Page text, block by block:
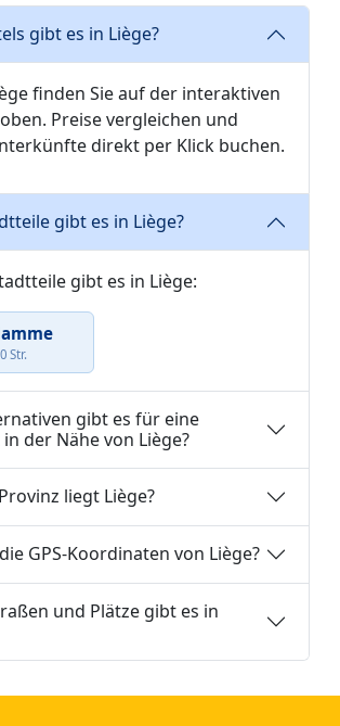
gibt es in Liège?
finden Sie auf der interaktiven
Preise vergleichen und
direkt per Klick buchen.
gibt es in Liège?
gibt es in Liège:
Str.
gibt es für eine
der Nähe von Liège?
liegt Liège?
GPS-Koordinaten von Liège?
und Plätze gibt es in